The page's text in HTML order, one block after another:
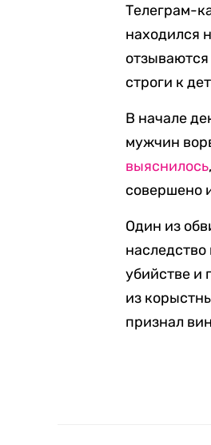
Телеграм-
находился
строги к
В начале
мужчин
выяснилось
совершено
Один из
убийстве и
из
признал